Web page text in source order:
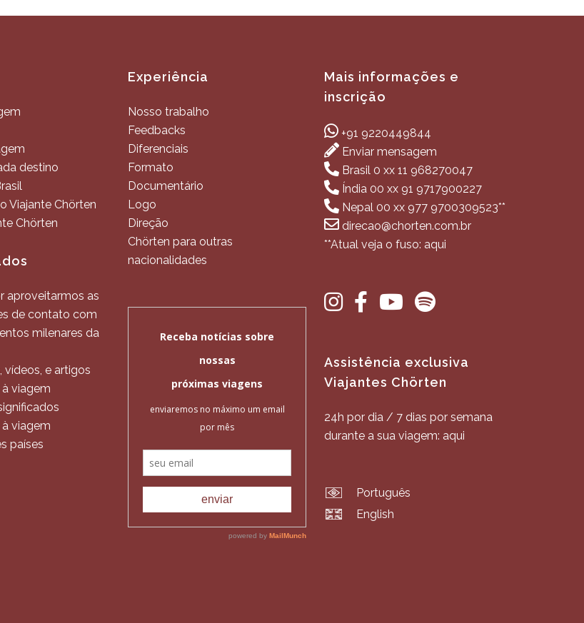
destino
Viajante Chörten
Chörten
aproveitarmos as
de contato com
milenares da
vídeos, e artigos
viagem
viagem
países
Experiência
Nosso trabalho
Feedbacks
Diferenciais
Formato
Documentário
Logo
Direção
Chörten para outras
nacionalidades
Mais informações e
inscrição
+91 9220449844
Enviar mensagem
Brasil 0 xx 11 968270047
Índia 00 xx 91 9717900227
Nepal 00 xx 977 9700309523**
direcao@chorten.com.br
**Atual veja o fuso: aqui
Assistência exclusiva
Viajantes Chörten
24h por dia / 7 dias por semana
durante a sua viagem: aqui
Português
English